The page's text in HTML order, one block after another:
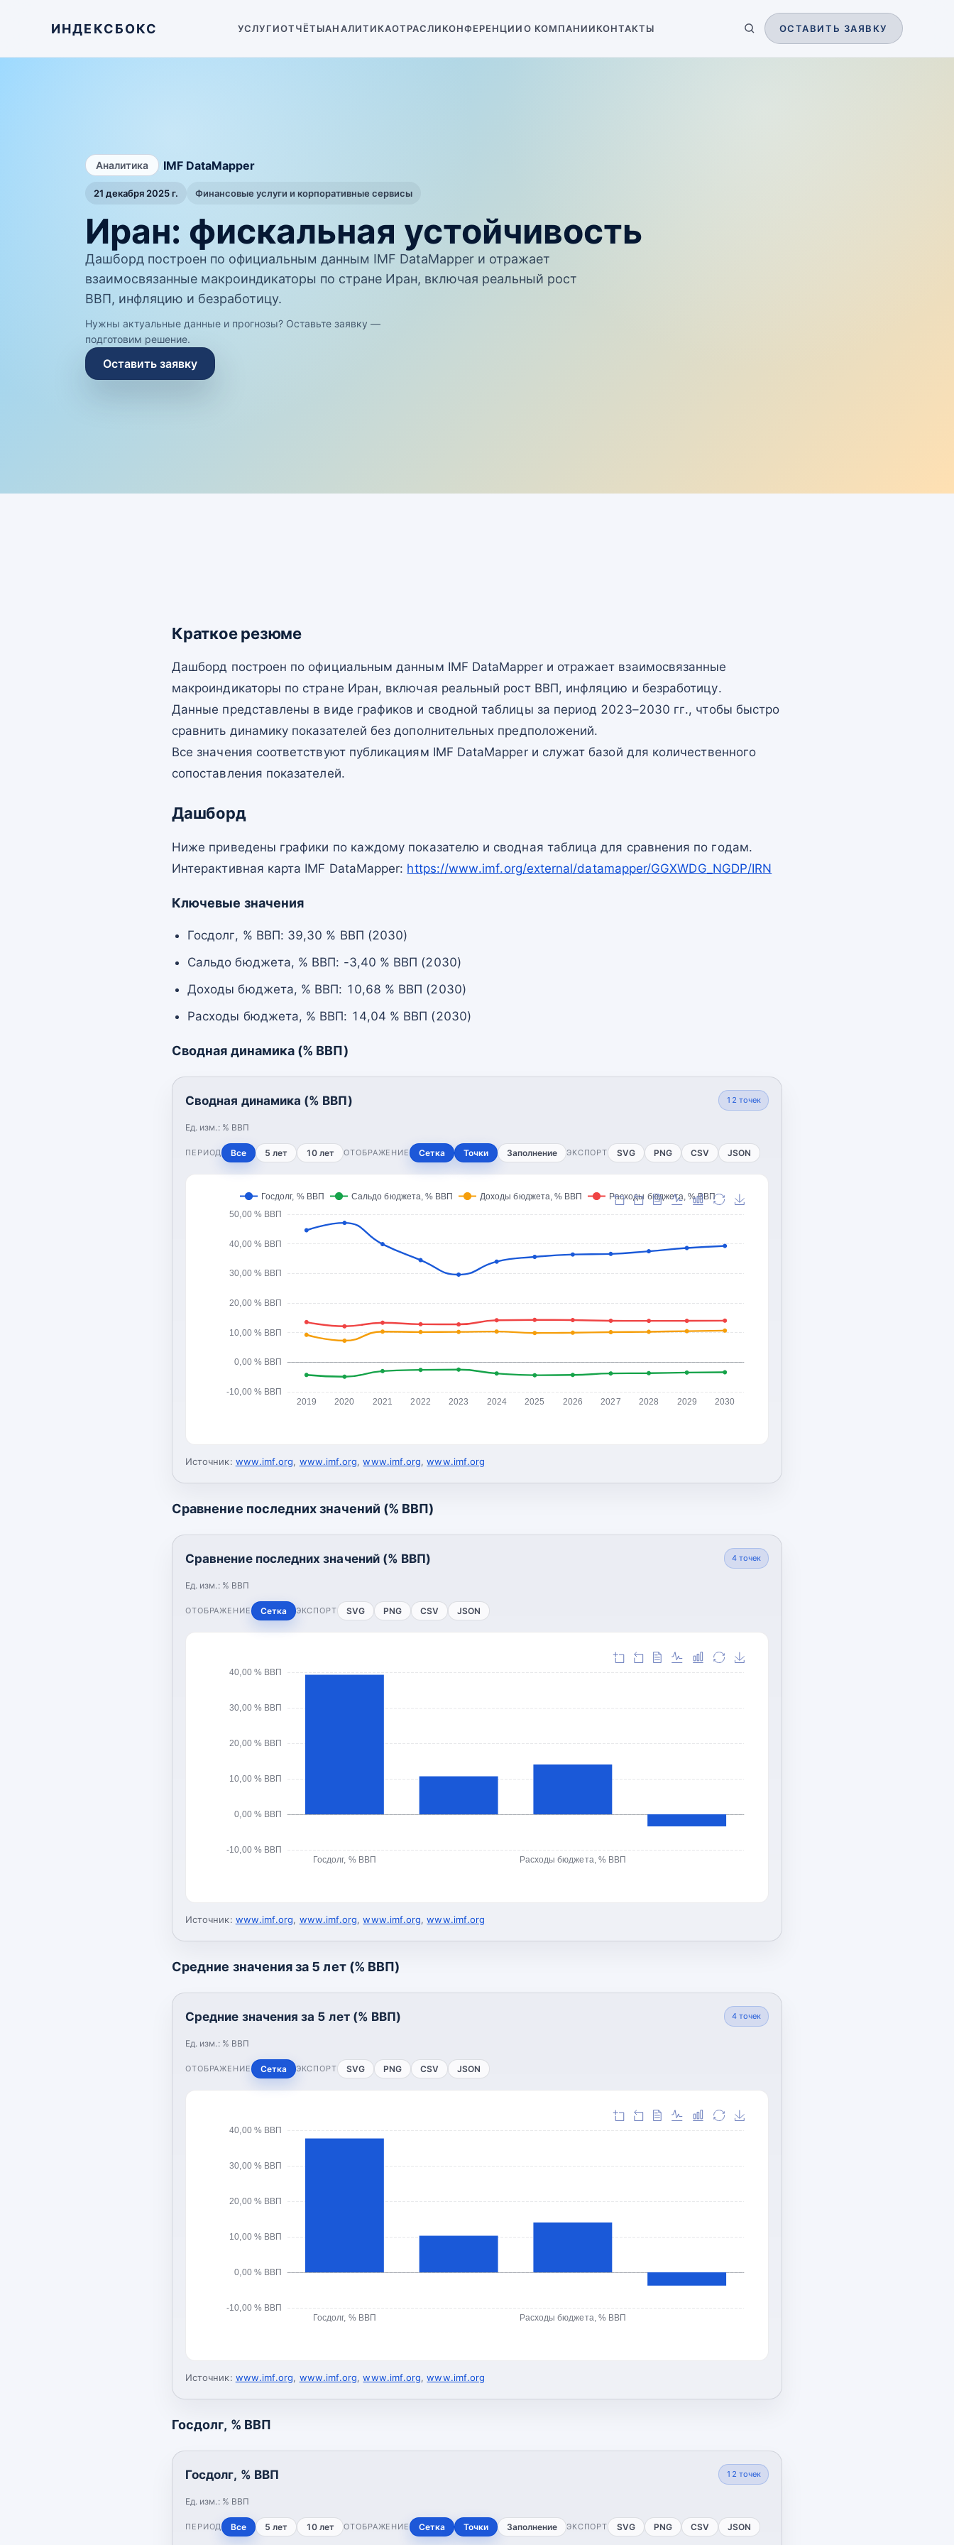
ИНДЕКСБОКС УСЛУГИОТЧЁТЫАНАЛИТИКАОТРАСЛИКОНФЕРЕНЦИИО КОМПАНИИКОНТАКТЫ ОСТАВИТЬ ЗАЯВКУ
Аналитика /IMF DataMapper
21 декабря 2025 г. Финансовые услуги и корпоративные сервисы
Иран: фискальная устойчивость
Дашборд построен по официальным данным IMF DataMapper и отражает
взаимосвязанные макроиндикаторы по стране Иран, включая реальный рост
ВВП, инфляцию и безработицу.
Нужны актуальные данные и прогнозы? Оставьте заявку —
подготовим решение.
Оставить заявку
Краткое резюме
Дашборд построен по официальным данным IMF DataMapper и отражает взаимосвязанные
макроиндикаторы по стране Иран, включая реальный рост ВВП, инфляцию и безработицу.
Данные представлены в виде графиков и сводной таблицы за период 2023–2030 гг., чтобы быстро
сравнить динамику показателей без дополнительных предположений.
Все значения соответствуют публикациям IMF DataMapper и служат базой для количественного
сопоставления показателей.
Дашборд
Ниже приведены графики по каждому показателю и сводная таблица для сравнения по годам.
Интерактивная карта IMF DataMapper: https://www.imf.org/external/datamapper/GGXWDG_NGDP/IRN
Ключевые значения
Госдолг, % ВВП: 39,30 % ВВП (2030)
Сальдо бюджета, % ВВП: -3,40 % ВВП (2030)
Доходы бюджета, % ВВП: 10,68 % ВВП (2030)
Расходы бюджета, % ВВП: 14,04 % ВВП (2030)
Сводная динамика (% ВВП)
Сводная динамика (% ВВП)
Ед. изм.: % ВВП
12 точек
ПЕРИОД Все 5 лет 10 лет ОТОБРАЖЕНИЕ Сетка Точки Заполнение ЭКСПОРТ SVG PNG CSV JSON
-10,00 % ВВП
0,00 % ВВП
10,00 % ВВП
20,00 % ВВП
30,00 % ВВП
40,00 % ВВП
50,00 % ВВП
2019 2020 2021 2022 2023 2024 2025 2026 2027 2028 2029 2030
Госдолг, % ВВП Сальдо бюджета, % ВВП Доходы бюджета, % ВВП Расходы бюджета, % ВВП
Источник: www.imf.org, www.imf.org,www.imf.org,www.imf.org
Сравнение последних значений (% ВВП)
Сравнение последних значений (% ВВП)
Ед. изм.: % ВВП
4точек
ОТОБРАЖЕНИЕ Сетка ЭКСПОРТ SVG PNG CSV JSON
-10,00 % ВВП
0,00 % ВВП
10,00 % ВВП
20,00 % ВВП
30,00 % ВВП
40,00 % ВВП
Госдолг, % ВВП Расходы бюджета, % ВВП
Источник: www.imf.org, www.imf.org,www.imf.org,www.imf.org
Средние значения за 5 лет (% ВВП)
Средние значения за 5 лет (% ВВП)
Ед. изм.: % ВВП
4точек
ОТОБРАЖЕНИЕ Сетка ЭКСПОРТ SVG PNG CSV JSON
-10,00 % ВВП
0,00 % ВВП
10,00 % ВВП
20,00 % ВВП
30,00 % ВВП
40,00 % ВВП
Госдолг, % ВВП Расходы бюджета, % ВВП
Источник: www.imf.org, www.imf.org,www.imf.org,www.imf.org
Госдолг, % ВВП
Госдолг, % ВВП
Ед. изм.: % ВВП
12 точек
ПЕРИОД Все 5 лет 10 лет ОТОБРАЖЕНИЕ Сетка Точки Заполнение ЭКСПОРТ SVG PNG CSV JSON